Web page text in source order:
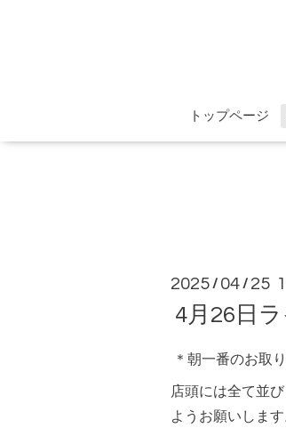
トップページ
2025 / 04 / 25
4月26日
＊朝一番のお取
店頭には全て並
ようお願いします